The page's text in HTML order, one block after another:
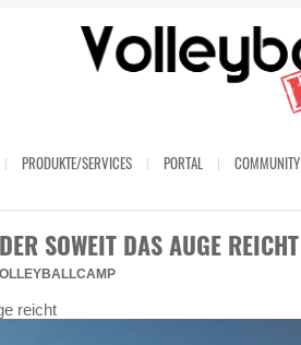
PRODUKTE/SERVICES PORTAL COMMUNITY
SOWEIT DAS AUGE REICHT
reicht